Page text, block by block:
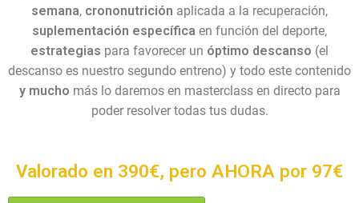
semana, crononutrición aplicada a la recuperación,
suplementación específica en función del deporte,
estrategias para favorecer un óptimo descanso (el
descanso es nuestro segundo entreno) y todo este contenido
y mucho más lo daremos en masterclass en directo para
poder resolver todas tus dudas.
Valorado en 390€, pero AHORA por 97€